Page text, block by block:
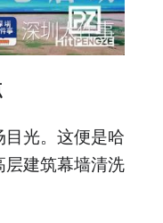
光。这便是哈
建筑幕墙清洗